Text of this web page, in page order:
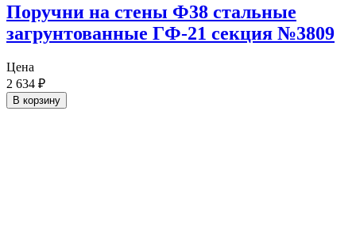
Поручни на стены Ф38 стальные
загрунтованные ГФ-21 секция №3809
Цена
2 634 ₽
В корзину